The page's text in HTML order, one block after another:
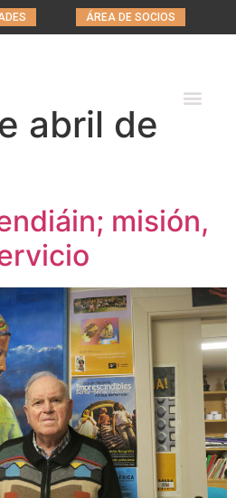
ÁREA DE SOCIOS
abril de
misión,